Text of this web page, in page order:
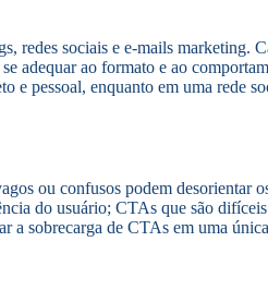
redes sociais e e-mails marketing.
adequar ao formato e ao
e pessoal, enquanto em uma rede
ou confusos podem desorientar
do usuário; CTAs que são
a sobrecarga de CTAs em uma